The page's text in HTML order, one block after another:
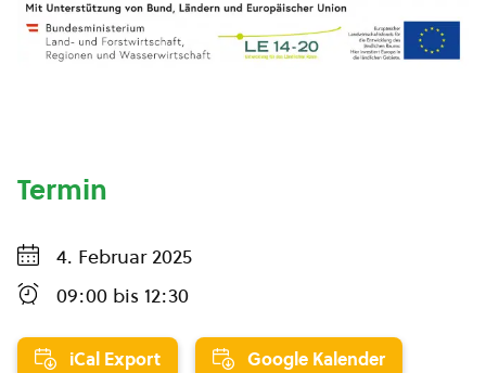
Termin
4. Februar 2025
09:00 bis 12:30
iCal Export Google Kalender